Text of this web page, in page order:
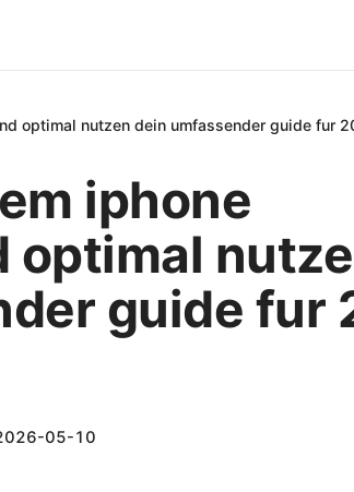
optimal nutzen dein umfassender guide fur
iphone
optimal
guide fur
05-10